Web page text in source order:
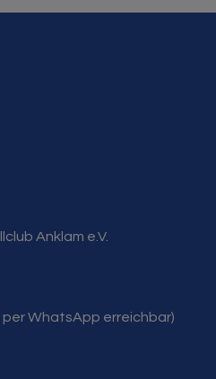
Anklam e.V.
per WhatsApp erreichbar)